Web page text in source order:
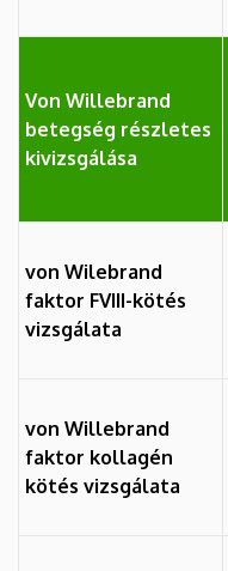
Von Willebrand
betegség részletes
kivizsgálása
von Wilebrand
faktor FVIII-kötés
vizsgálata
von Willebrand
faktor kollagén
kötés vizsgálata